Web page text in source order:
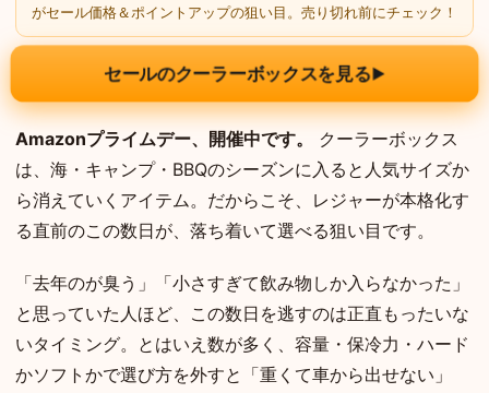
がセール価格＆ポイントアップの狙い目。売り切れ前にチェック！
セールのクーラーボックスを見る▶
Amazonプライムデー、開催中です。
クーラーボックス
は、海・キャンプ・BBQのシーズンに入ると人気サイズか
ら消えていくアイテム。だからこそ、レジャーが本格化す
る直前のこの数日が、落ち着いて選べる狙い目です。
「去年のが臭う」「小さすぎて飲み物しか入らなかった」
と思っていた人ほど、この数日を逃すのは正直もったいな
いタイミング。とはいえ数が多く、容量・保冷力・ハード
かソフトかで選び方を外すと「重くて車から出せない」